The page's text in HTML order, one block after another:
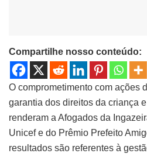
Compartilhe nosso conteúdo:
O comprometimento com ações
garantia dos direitos da criança
renderam a Afogados da
Unicef e do Prêmio Prefeito
resultados são referentes à